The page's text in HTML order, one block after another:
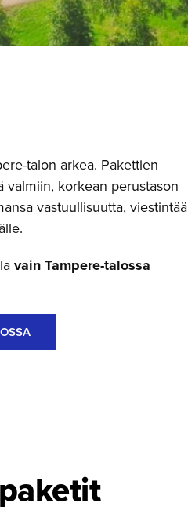
talon arkea. Pakettien
valmiin, korkean perustason
vastuullisuutta, viestintää
vain Tampere-talossa